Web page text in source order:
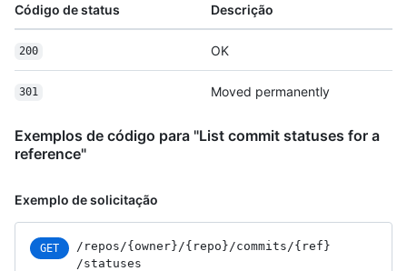
Código de status Descrição
200 OK
301 Moved permanently
Exemplos de código para "List commit statuses for a
reference"
Exemplo de solicitação
GET /repos /{owner} /{repo} /commits /{ref}
/statuses